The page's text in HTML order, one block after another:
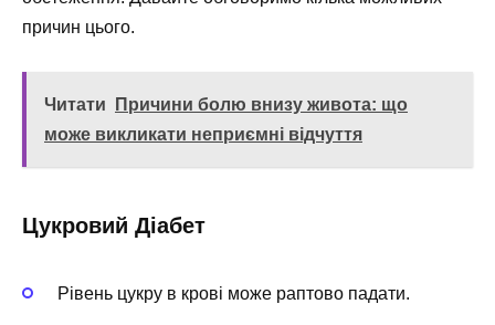
причин цього.
Читати
Причини болю внизу живота: що
може викликати неприємні відчуття
Цукровий Діабет
Рівень цукру в крові може раптово падати.